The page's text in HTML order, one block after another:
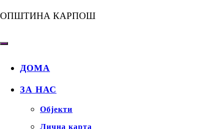
ОПШТИНА КАРПОШ
ДОМА
ЗА НАС
Објекти
Лична карта